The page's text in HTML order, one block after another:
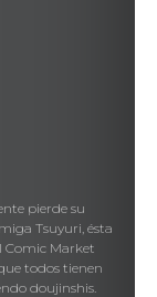
pierde su
Tsuyuri, ésta
Comic Market
todos tienen
doujinshis.